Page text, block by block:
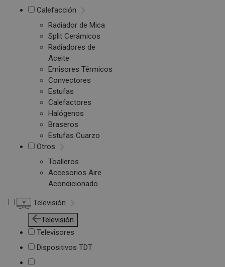
Calefacción
Radiador de Mica
Split Cerámicos
Radiadores de
Aceite
Emisores Térmicos
Convectores
Estufas
Calefactores
Halógenos
Braseros
Estufas Cuarzo
Otros
Toalleros
Accesorios Aire
Acondicionado
Televisión
Televisión
Televisores
Dispositivos TDT